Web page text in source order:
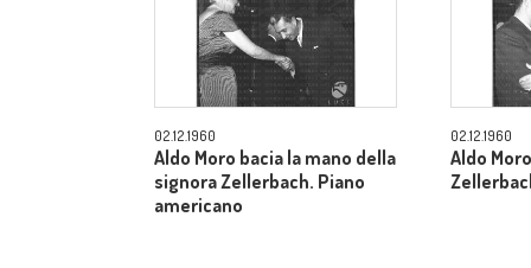
02.12.1960
Aldo Moro bacia la mano della
signora Zellerbach. Piano
americano
02.12.1960
Aldo